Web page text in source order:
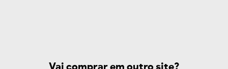
Vai comprar em outro site?